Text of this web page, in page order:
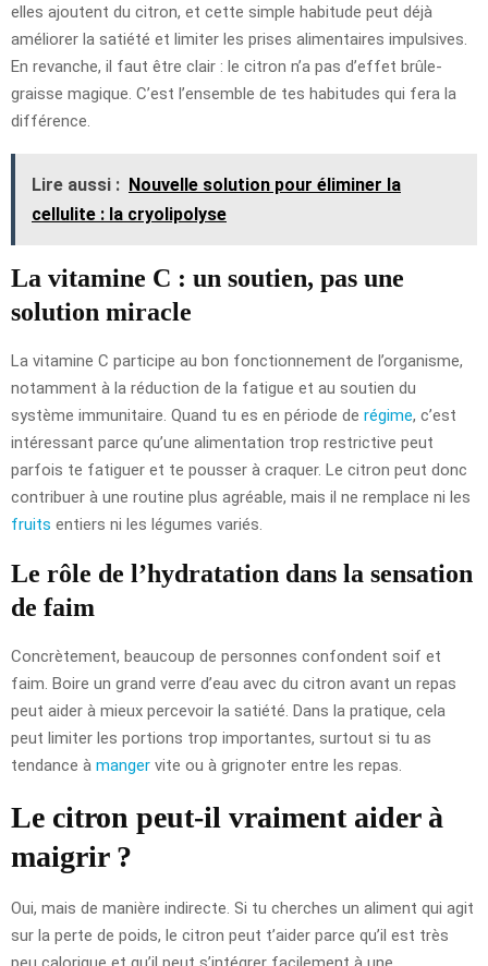
elles ajoutent du citron, et cette simple habitude peut déjà
améliorer la satiété et limiter les prises alimentaires impulsives.
En revanche, il faut être clair : le citron n’a pas d’effet brûle-
graisse magique. C’est l’ensemble de tes habitudes qui fera la
différence.
Lire aussi : Nouvelle solution pour éliminer la
cellulite : la cryolipolyse
La vitamine C : un soutien, pas une
solution miracle
La vitamine C participe au bon fonctionnement de l’organisme,
notamment à la réduction de la fatigue et au soutien du
système immunitaire. Quand tu es en période de régime, c’est
intéressant parce qu’une alimentation trop restrictive peut
parfois te fatiguer et te pousser à craquer. Le citron peut donc
contribuer à une routine plus agréable, mais il ne remplace ni les
fruits entiers ni les légumes variés.
Le rôle de l’hydratation dans la sensation
de faim
Concrètement, beaucoup de personnes confondent soif et
faim. Boire un grand verre d’eau avec du citron avant un repas
peut aider à mieux percevoir la satiété. Dans la pratique, cela
peut limiter les portions trop importantes, surtout si tu as
tendance à manger vite ou à grignoter entre les repas.
Le citron peut-il vraiment aider à
maigrir ?
Oui, mais de manière indirecte. Si tu cherches un aliment qui agit
sur la perte de poids, le citron peut t’aider parce qu’il est très